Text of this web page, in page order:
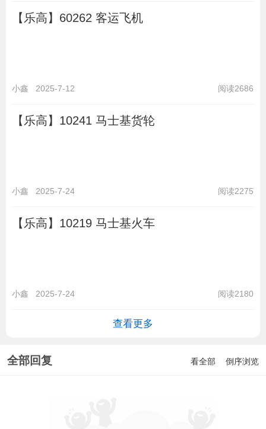
【乐高】60262 客运飞机
小鑫 2025-7-12 阅读2686
【乐高】10241 马士基货轮
小鑫 2025-7-24 阅读2275
【乐高】10219 马士基火车
小鑫 2025-7-24 阅读2180
查看更多
全部回复 看全部 倒序浏览